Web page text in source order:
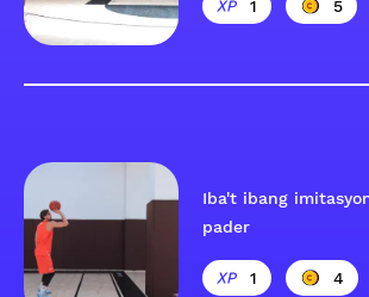
1 5
Iba't ibang
pader
1 4